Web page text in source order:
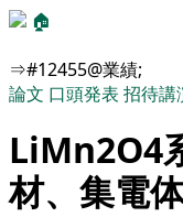
🏠
⇒#12455@業績;
論文 口頭発表 招待講
LiMn2O4
材、集電